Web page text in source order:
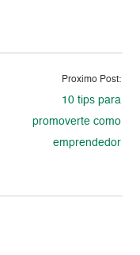
Proximo Post:
10 tips para
promoverte como
emprendedor